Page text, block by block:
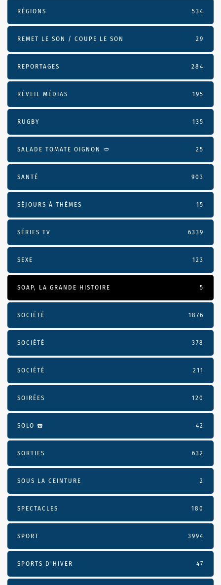
RÉGIONS 534
REMET LE SON / COUPE LE SON 29
REPORTAGES 284
RÉVEIL MÉDIAS 195
RUGBY 135
SALADE TOMATE OIGNON 🥙 25
SANTÉ 903
SÉJOURS À THÈMES 15
SÉRIES TV 6339
SEXE 123
SOAP, LA GRANDE HISTOIRE 5
SOCIÉTÉ 1876
SOCIÉTÉ 378
SOCIÉTÉ 211
SOIRÉES 120
SOLO ☎️ 42
SORTIES 632
SOUS LA CEINTURE 2
SPECTACLES 180
SPORT 3994
SPORTS D'HIVER 47